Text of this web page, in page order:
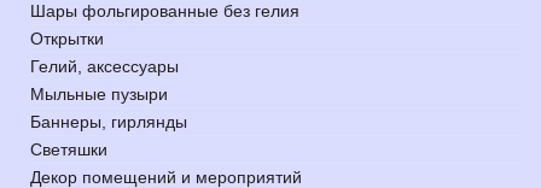
Шары фольгированные без гелия
Открытки
Гелий, аксессуары
Мыльные пузыри
Баннеры, гирлянды
Светяшки
Декор помещений и мероприятий